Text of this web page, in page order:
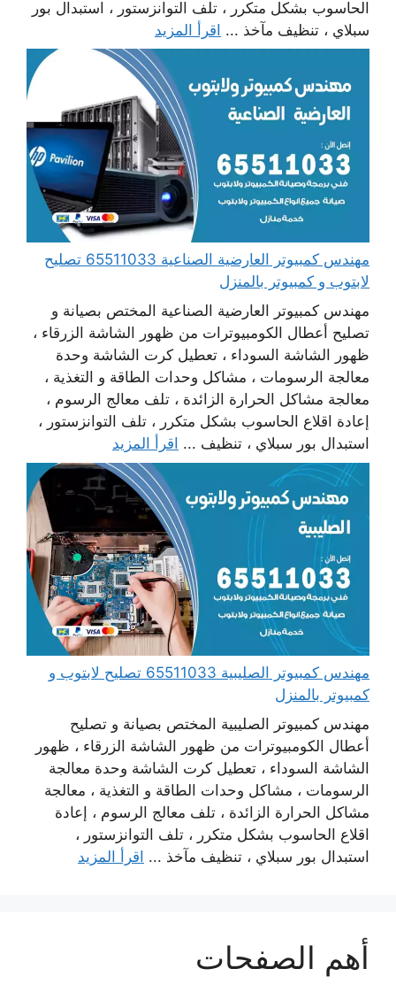
الحاسوب بشكل متكرر ، تلف التوانزستور ، استبدال بور
سبلاي ، تنظيف مآخذ ... اقرأ المزيد
مهندس كمبيوتر العارضية الصناعية 65511033 تصليح
لابتوب و كمبيوتر بالمنزل
مهندس كمبيوتر العارضية الصناعية المختص بصيانة و
تصليح أعطال الكومبيوترات من ظهور الشاشة الزرقاء ،
ظهور الشاشة السوداء ، تعطيل كرت الشاشة وحدة
معالجة الرسومات ، مشاكل وحدات الطاقة و التغذية ،
معالجة مشاكل الحرارة الزائدة ، تلف معالج الرسوم ،
إعادة اقلاع الحاسوب بشكل متكرر ، تلف التوانزستور ،
استبدال بور سبلاي ، تنظيف ... اقرأ المزيد
مهندس كمبيوتر الصليبية 65511033 تصليح لابتوب و
كمبيوتر بالمنزل
مهندس كمبيوتر الصليبية المختص بصيانة و تصليح
أعطال الكومبيوترات من ظهور الشاشة الزرقاء ، ظهور
الشاشة السوداء ، تعطيل كرت الشاشة وحدة معالجة
الرسومات ، مشاكل وحدات الطاقة و التغذية ، معالجة
مشاكل الحرارة الزائدة ، تلف معالج الرسوم ، إعادة
اقلاع الحاسوب بشكل متكرر ، تلف التوانزستور ،
استبدال بور سبلاي ، تنظيف مآخذ ... اقرأ المزيد
أهم الصفحات